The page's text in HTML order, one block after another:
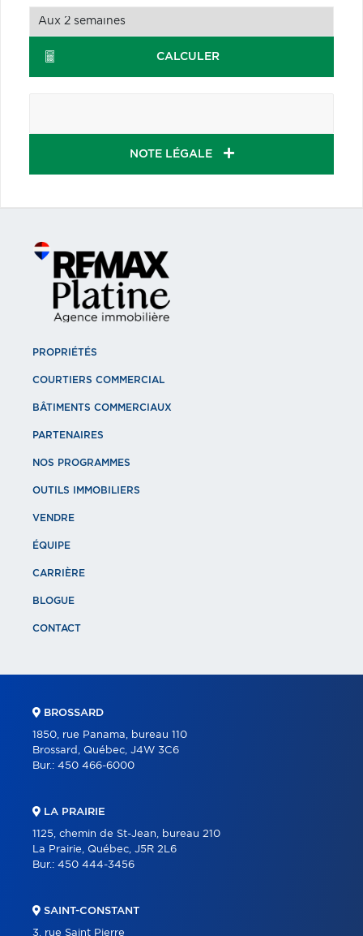
CALCULER
NOTE LÉGALE
PROPRIÉTÉS
COURTIERS COMMERCIAL
BÂTIMENTS COMMERCIAUX
PARTENAIRES
NOS PROGRAMMES
OUTILS IMMOBILIERS
VENDRE
ÉQUIPE
CARRIÈRE
BLOGUE
CONTACT
BROSSARD
1850, rue Panama, bureau 110
Brossard, Québec, J4W 3C6
Bur.: 450 466-6000
LA PRAIRIE
1125, chemin de St-Jean, bureau 210
La Prairie, Québec, J5R 2L6
Bur.: 450 444-3456
SAINT-CONSTANT
3, rue Saint Pierre